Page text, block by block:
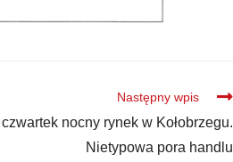
Następny wpis
nocny rynek w Kołobrzegu.
Nietypowa pora handlu